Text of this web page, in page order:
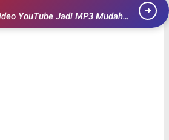
YouTube Jadi MP3 Mudah